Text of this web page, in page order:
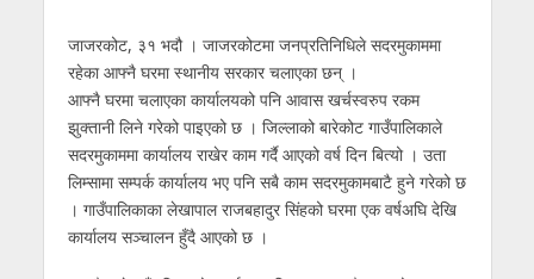
जाजरकोट, ३१ भदौ । जाजरकोटमा जनप्रतिनिधिले सदरमुकाममा
रहेका आफ्नै घरमा स्थानीय सरकार चलाएका छन् ।
आफ्नै घरमा चलाएका कार्यालयको पनि आवास खर्चस्वरुप रकम
झुक्तानी लिने गरेको पाइएको छ । जिल्लाको बारेकोट गाउँपालिकाले
सदरमुकाममा कार्यालय राखेर काम गर्दै आएको वर्ष दिन बित्यो । उता
लिम्सामा सम्पर्क कार्यालय भए पनि सबै काम सदरमुकामबाटै हुने गरेको छ
। गाउँपालिकाका लेखापाल राजबहादुर सिंहको घरमा एक वर्षअघि देखि
कार्यालय सञ्चालन हुँदै आएको छ ।